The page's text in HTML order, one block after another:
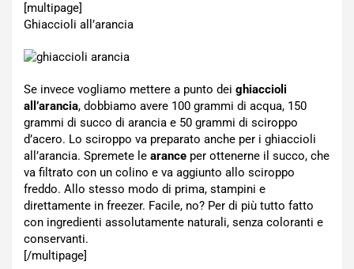
[multipage]
Ghiaccioli all’arancia
Se invece vogliamo mettere a punto dei ghiaccioli
all’arancia, dobbiamo avere 100 grammi di acqua, 150
grammi di succo di arancia e 50 grammi di sciroppo
d’acero. Lo sciroppo va preparato anche per i ghiaccioli
all’arancia. Spremete le arance per ottenerne il succo, che
va filtrato con un colino e va aggiunto allo sciroppo
freddo. Allo stesso modo di prima, stampini e
direttamente in freezer. Facile, no? Per di più tutto fatto
con ingredienti assolutamente naturali, senza coloranti e
conservanti.
[/multipage]